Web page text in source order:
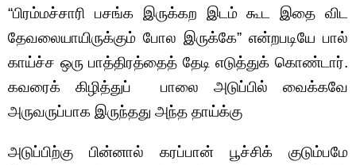
“பிரம்மச்சாரி பசங்க இருக்கற இடம் கூட இதை விட
தேவலையாயிருக்கும் போல இருக்கே” என்றபடியே பால்
காய்ச்ச ஒரு பாத்திரத்தைத் தேடி எடுத்துக் கொண்டார்.
கவரைக் கிழித்துப் பாலை அடுப்பில் வைக்கவே
அருவருப்பாக இருந்தது அந்த தாய்க்கு
அடுப்பிற்கு பின்னால் கரப்பான் பூச்சிக் குடும்பமே